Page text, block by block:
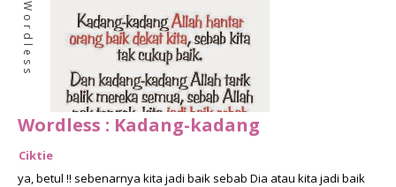
Wordless
Wordless : Kadang-kadang
Ciktie
ya, betul !! sebenarnya kita jadi baik sebab Dia atau kita jadi baik